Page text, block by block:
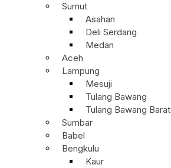
Sumut
Asahan
Deli Serdang
Medan
Aceh
Lampung
Mesuji
Tulang Bawang
Tulang Bawang Barat
Sumbar
Babel
Bengkulu
Kaur